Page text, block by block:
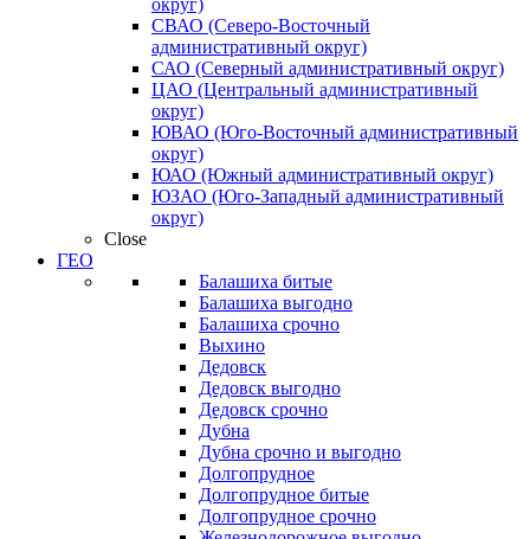
округ)
СВАО (Северо-Восточный
административный округ)
САО (Северный административный округ)
ЦАО (Центральный административный
округ)
ЮВАО (Юго-Восточный административный
округ)
ЮАО (Южный административный округ)
ЮЗАО (Юго-Западный административный
округ)
Close
ГЕО
Балашиха битые
Балашиха выгодно
Балашиха срочно
Выхино
Дедовск
Дедовск выгодно
Дедовск срочно
Дубна
Дубна срочно и выгодно
Долгопрудное
Долгопрудное битые
Долгопрудное срочно